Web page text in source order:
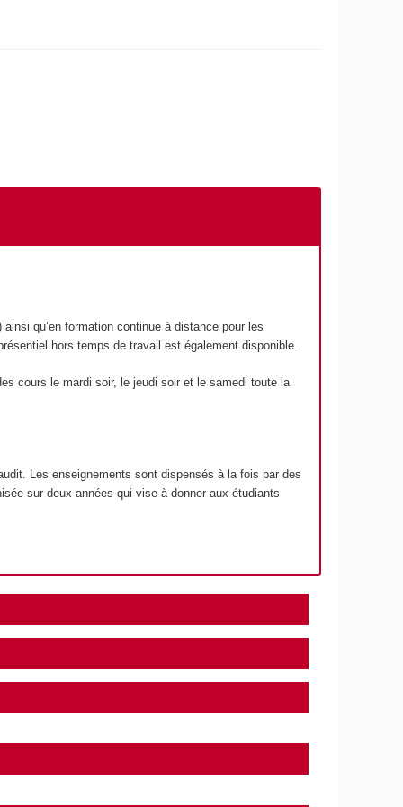
qu’en formation continue à distance pour les
hors temps de travail est également disponible.
cours le mardi soir, le jeudi soir et le samedi toute la
Les enseignements sont dispensés à la fois par des
sur deux années qui vise à donner aux étudiants